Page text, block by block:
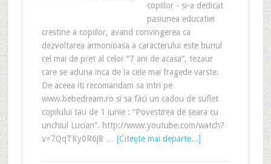
copiilor - si-a dedicat
pasiunea educatiei
crestine a copiilor, avand convingerea ca
dezvoltarea armonioasa a caracterului este bunul
cel mai de pret al celor “7 ani de acasa”, tezaur
care se aduna inca de la cele mai fragede varste.
De aceea iti recomandam sa intri pe
www.bebedream.ro si sa faci un cadou de suflet
copilului tau de 1 iunie : “Povestirea de seara cu
unchiul Lucian”. http://www.youtube.com/watch?
v=7QqTKy0R6j8 … [Citeşte mai departe...]